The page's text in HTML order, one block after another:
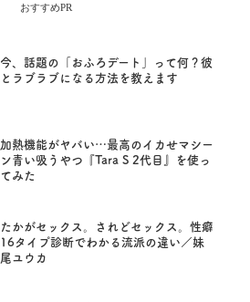
おすすめPR
今、話題の「おふろデート」って何？彼
とラブラブになる方法を教えます
加熱機能がヤバい…最高のイカせマシー
ン青い吸うやつ『Tara S 2代目』を使っ
てみた
たかがセックス。されどセックス。性癖
16タイプ診断でわかる流派の違い／妹
尾ユウカ